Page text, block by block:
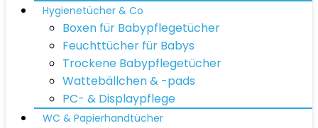
Hygienetücher & Co
Boxen für Babypflegetücher
Feuchttücher für Babys
Trockene Babypflegetücher
Wattebällchen & -pads
PC- & Displaypflege
WC & Papierhandtücher